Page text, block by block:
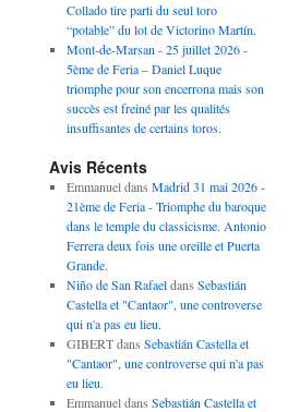
Collado tire parti du seul toro
“potable” du lot de Victorino Martín.
Mont-de-Marsan - 25 juillet 2026 -
5ème de Feria – Daniel Luque
triomphe pour son encerrona mais son
succès est freiné par les qualités
insuffisantes de certains toros.
Avis Récents
Emmanueldans Madrid 31 mai 2026 -
21ème de Feria - Triomphe du baroque
dans le temple du classicisme. Antonio
Ferrera deux fois une oreille et Puerta
Grande.
Niño de San Rafaeldans Sebastián
Castella et "Cantaor", une controverse
qui n'a pas eu lieu.
GIBERTdans Sebastián Castella et
"Cantaor", une controverse qui n'a pas
eu lieu.
Emmanueldans Sebastián Castella et